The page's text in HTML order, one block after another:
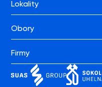
Lokality
Obory
Firmy
BAU-STAV a.s.